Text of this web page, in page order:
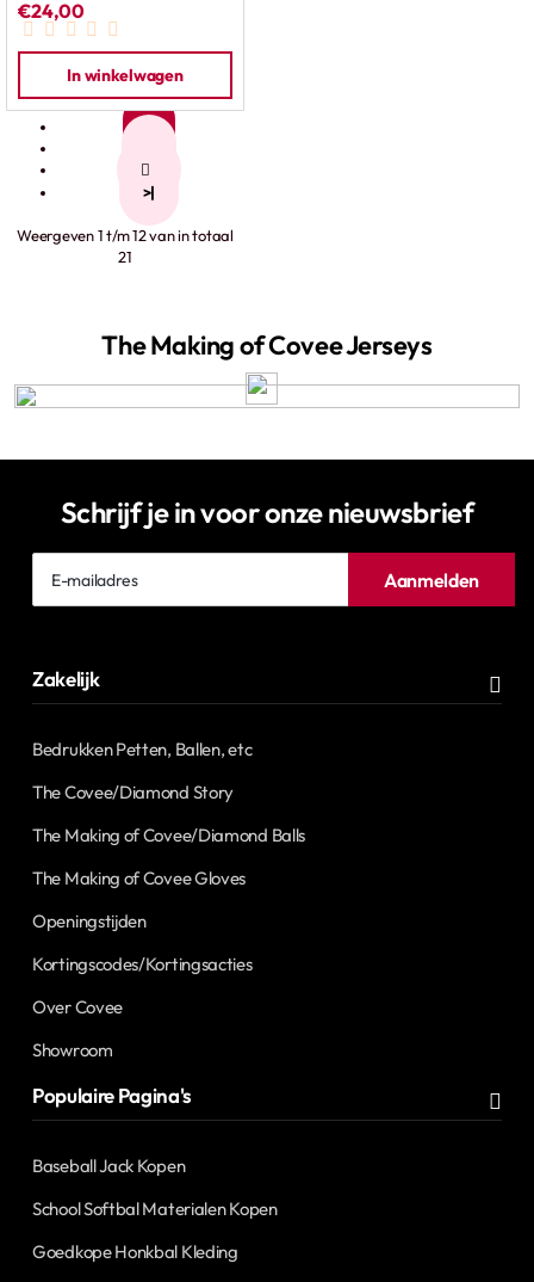
€24,00
In winkelwagen
>|
Weergeven 1 t/m 12 van in totaal
21
The Making of Covee Jerseys
Schrijf je in voor onze nieuwsbrief
mailadres
Aanmelden
Zakelijk
Bedrukken Petten, Ballen, etc
The Covee/Diamond Story
The Making of Covee/Diamond Balls
The Making of Covee Gloves
Openingstijden
Kortingscodes/Kortingsacties
Over Covee
Showroom
Populaire Pagina's
Baseball Jack Kopen
School Softbal Materialen Kopen
Goedkope Honkbal Kleding